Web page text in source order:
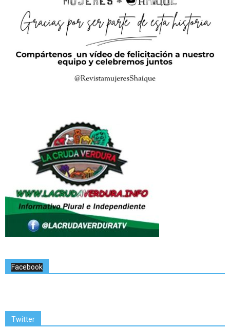
Facebook
Twitter